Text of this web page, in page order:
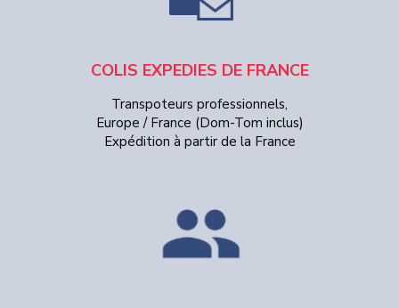
COLIS EXPEDIES DE FRANCE
Transpoteurs professionnels,
Europe / France (Dom-Tom inclus)
Expédition à partir de la France